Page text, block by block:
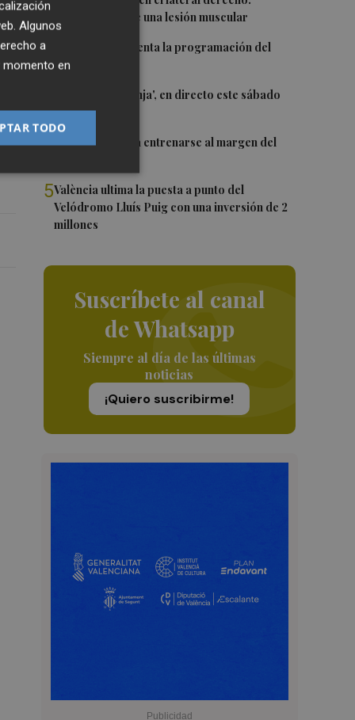
Monferrer sufre una lesión muscular
2
El Valencia presenta la programación del
Trofeu Taronja
El 'Trofeu Taronja', en directo este sábado
por À Punt
4Almeida vuelve a entrenarse al margen del
5València ultima la puesta a punto del
Velódromo Lluís Puig con una inversión de 2
millones
Suscríbete al canal
de Whatsapp
Siempre al día de las últimas
noticias
¡Quiero suscribirme!
la
Algunos
a
momento en
TODO